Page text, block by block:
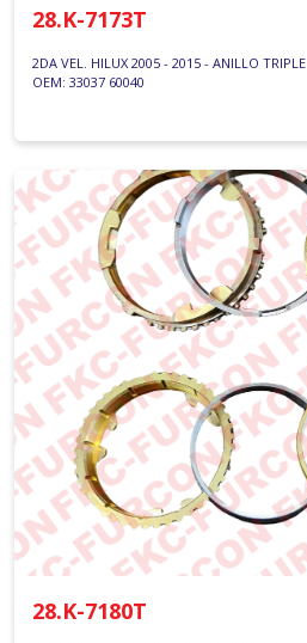
28.K-7173T
2DA VEL. HILUX 2005 - 2015 - ANILLO TRIPLE
OEM: 33037 60040
28.K-7180T